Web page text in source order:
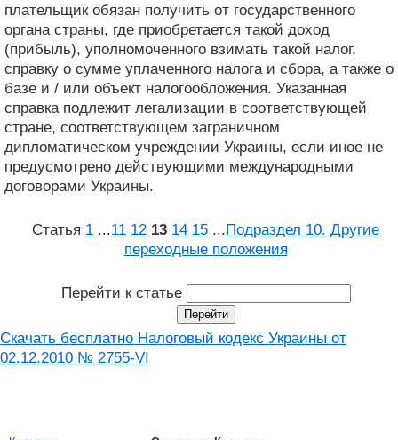
плательщик обязан получить от государственного
органа страны, где приобретается такой доход
(прибыль), уполномоченного взимать такой налог,
справку о сумме уплаченного налога и сбора, а также о
базе и / или объект налогообложения. Указанная
справка подлежит легализации в соответствующей
стране, соответствующем заграничном
дипломатическом учреждении Украины, если иное не
предусмотрено действующими международными
договорами Украины.
Статья 1 ...11 12 13 14 15 ...Подраздел 10. Другие
переходные положения
Перейти к статье
Скачать бесплатно Налоговый кодекс Украины от
02.12.2010 № 2755-VI